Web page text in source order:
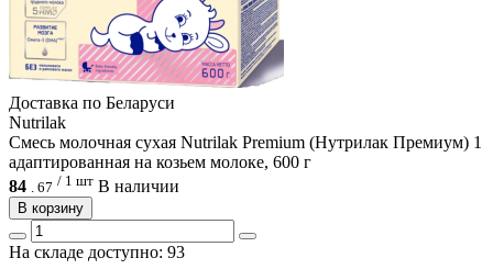
Доcтавка по Беларуси
Nutrilak
Смесь молочная сухая Nutrilak Premium (Нутрилак Премиум) 1
адаптированная на козьем молоке, 600 г
84
67 / 1 шт В наличии
В корзину
На складе доступно: 93